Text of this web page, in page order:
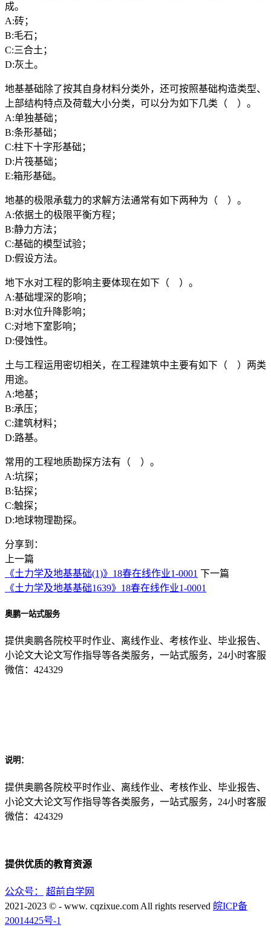
成。
A:砖；
B:毛石；
C:三合土；
D:灰土。
地基基础除了按其自身材料分类外，还可按照基础构造类型、
上部结构特点及荷载大小分类，可以分为如下几类（ ）。
A:单独基础；
B:条形基础；
C:柱下十字形基础；
D:片筏基础；
E:箱形基础。
地基的极限承载力的求解方法通常有如下两种为（ ）。
A:依据土的极限平衡方程；
B:静力方法；
C:基础的模型试验；
D:假设方法。
地下水对工程的影响主要体现在如下（ ）。
A:基础埋深的影响；
B:对水位升降影响；
C:对地下室影响；
D:侵蚀性。
土与工程运用密切相关，在工程建筑中主要有如下（ ）两类
用途。
A:地基；
B:承压；
C:建筑材料；
D:路基。
常用的工程地质勘探方法有（ ）。
A:坑探；
B:钻探；
C:触探；
D:地球物理勘探。
分享到：
上一篇
《土力学及地基基础(1)》18春在线作业1-0001 下一篇
《土力学及地基基础1639》18春在线作业1-0001
奥鹏一站式服务
提供奥鹏各院校平时作业、离线作业、考核作业、毕业报告、
小论文大论文写作指导等各类服务，一站式服务，24小时客服
微信：424329
说明：
提供奥鹏各院校平时作业、离线作业、考核作业、毕业报告、
小论文大论文写作指导等各类服务，一站式服务，24小时客服
微信：424329
提供优质的教育资源
公众号：
超前自学网
2021-2023 © - www. cqzixue.com All rights reserved 皖ICP备
20014425号-1